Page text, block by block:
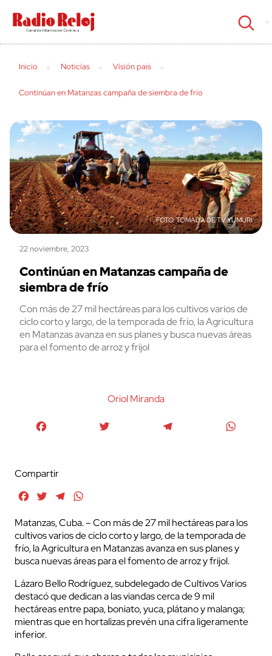
cerrar
Inicio Noticias Visión país
Continúan en Matanzas campaña de siembra de frío
TOMADA DE TV YUMURÍ
22 noviembre, 2023
Continúan en Matanzas campaña de
siembra de frío
Con más de 27 mil hectáreas para los cultivos varios de
ciclo corto y largo, de la temporada de frío, la Agricultura
en Matanzas avanza en sus planes y busca nuevas áreas
para el fomento de arroz y frijol
Oriol Miranda
Compartir
FacebookTwitterTelegram
Matanzas, Cuba. – Con más de 27 mil hectáreas para los
cultivos varios de ciclo corto y largo, de la temporada de
frío, la Agricultura en Matanzas avanza en sus planes y
busca nuevas áreas para el fomento de arroz y frijol.
Lázaro Bello Rodríguez, subdelegado de Cultivos Varios
destacó que dedican a las viandas cerca de 9 mil
hectáreas entre papa, boniato, yuca, plátano y malanga;
mientras que en hortalizas prevén una cifra ligeramente
inferior.